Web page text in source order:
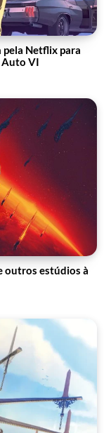
pela Netflix para
Auto VI
outros estúdios à